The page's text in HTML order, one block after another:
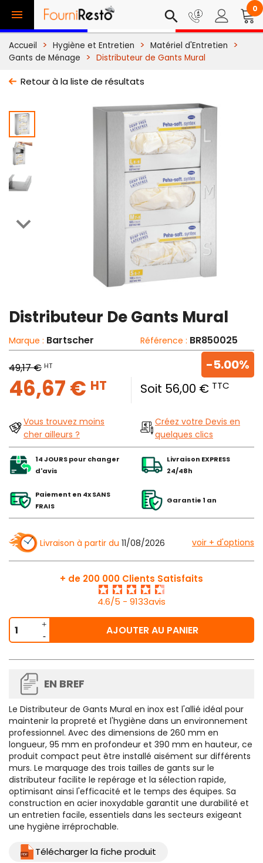
 search 0
Accueil Hygiène et Entretien
Matériel d'Entretien
Gants de Ménage
Distributeur de Gants Mural
Retour à la liste de résultats

Distributeur De Gants Mural
Marque : Bartscher Référence : BR850025
49,17 € HT
46,67 € HT Soit 56,00 € TTC
-5.00%
Vous trouvez moins
cher ailleurs ?
Créez votre Devis en
quelques clics
14 JOURS pour changer
d'avis
Livraison EXPRESS
24/48h
Paiement en 4x SANS
FRAIS
Garantie 1 an
Livraison à partir du 11/08/2026 voir + d'options
+ de 200 000 Clients Satisfaits
4.6/5 - 9133avis
AJOUTER AU PANIER
EN BREF
Le Distributeur de Gants Mural en inox est l'allié idéal pour
maintenir la propreté et l'hygiène dans un environnement
professionnel. Avec des dimensions de 260 mm en
longueur, 95 mm en profondeur et 390 mm en hauteur, ce
produit compact peut être installé aisément sur différents
murs. Le marquage des trois tailles de gants sur le
distributeur facilite le repérage et la sélection rapide,
optimisant ainsi l'efficacité et le temps des équipes. Sa
construction en acier inoxydable garantit une durabilité et
un entretien facile, essentiels dans les secteurs exigeant
une hygiène irréprochable.
Télécharger la fiche produit